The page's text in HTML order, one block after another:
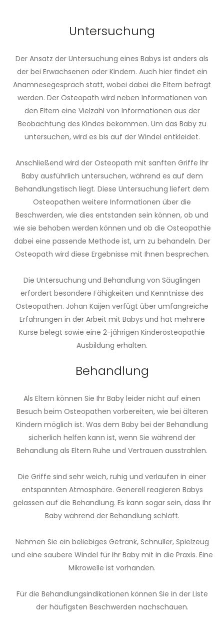
Untersuchung
Der Ansatz der Untersuchung eines Babys ist anders als
der bei Erwachsenen oder Kindern. Auch hier findet ein
Anamnesegespräch statt, wobei dabei die Eltern befragt
werden. Der Osteopath wird neben Informationen von
den Eltern eine Vielzahl von Informationen aus der
Beobachtung des Kindes bekommen. Um das Baby zu
untersuchen, wird es bis auf der Windel entkleidet.
Anschließend wird der Osteopath mit sanften Griffe Ihr
Baby ausführlich untersuchen, während es auf dem
Behandlungstisch liegt. Diese Untersuchung liefert dem
Osteopathen weitere Informationen über die
Beschwerden, wie dies entstanden sein können, ob und
wie sie behoben werden können und ob die Osteopathie
dabei eine passende Methode ist, um zu behandeln. Der
Osteopath wird diese Ergebnisse mit Ihnen besprechen.
Die Untersuchung und Behandlung von Säuglingen
erfordert besondere Fähigkeiten und Kenntnisse des
Osteopathen. Johan Kaijen verfügt über umfangreiche
Erfahrungen in der Arbeit mit Babys und hat mehrere
Kurse belegt sowie eine 2-jährigen Kinderosteopathie
Ausbildung erhalten.
Behandlung
Als Eltern können Sie Ihr Baby leider nicht auf einen
Besuch beim Osteopathen vorbereiten, wie bei älteren
Kindern möglich ist. Was dem Baby bei der Behandlung
sicherlich helfen kann ist, wenn Sie während der
Behandlung als Eltern Ruhe und Vertrauen ausstrahlen.
Die Griffe sind sehr weich, ruhig und verlaufen in einer
entspannten Atmosphäre. Generell reagieren Babys
gelassen auf die Behandlung. Es kann sogar sein, dass Ihr
Baby während der Behandlung schläft.
Nehmen Sie ein beliebiges Getränk, Schnuller, Spielzeug
und eine saubere Windel für Ihr Baby mit in die Praxis. Eine
Mikrowelle ist vorhanden.
Für die Behandlungsindikationen können Sie in der Liste
der häufigsten Beschwerden nachschauen.